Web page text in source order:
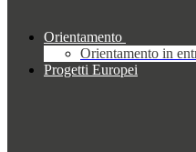
Orientamento
Orientamento in
Progetti Europei